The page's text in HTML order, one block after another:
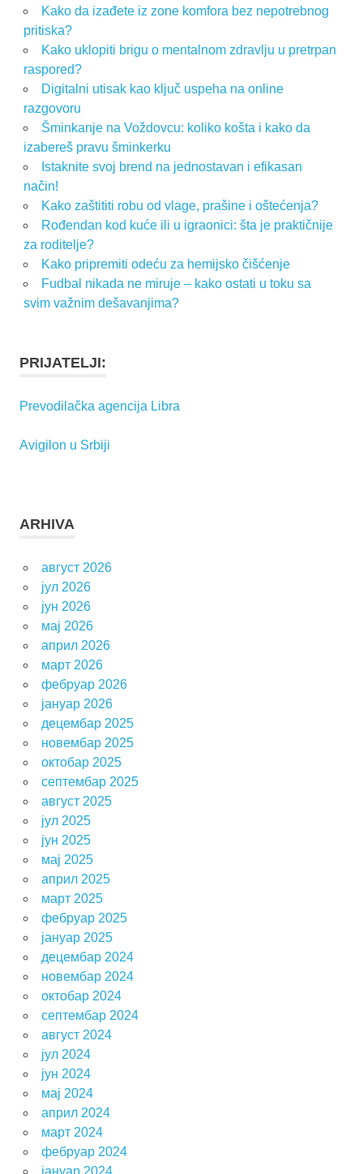
Kako da izađete iz zone komfora bez nepotrebnog
pritiska?
Kako uklopiti brigu o mentalnom zdravlju u pretrpan
raspored?
Digitalni utisak kao ključ uspeha na online
razgovoru
Šminkanje na Voždovcu: koliko košta i kako da
izabereš pravu šminkerku
Istaknite svoj brend na jednostavan i efikasan
način!
Kako zaštititi robu od vlage, prašine i oštećenja?
Rođendan kod kuće ili u igraonici: šta je praktičnije
za roditelje?
Kako pripremiti odeću za hemijsko čišćenje
Fudbal nikada ne miruje – kako ostati u toku sa
svim važnim dešavanjima?
PRIJATELJI:
Prevodilačka agencija Libra
Avigilon u Srbiji
ARHIVA
август 2026
јул 2026
јун 2026
мај 2026
април 2026
март 2026
фебруар 2026
јануар 2026
децембар 2025
новембар 2025
октобар 2025
септембар 2025
август 2025
јул 2025
јун 2025
мај 2025
април 2025
март 2025
фебруар 2025
јануар 2025
децембар 2024
новембар 2024
октобар 2024
септембар 2024
август 2024
јул 2024
јун 2024
мај 2024
април 2024
март 2024
фебруар 2024